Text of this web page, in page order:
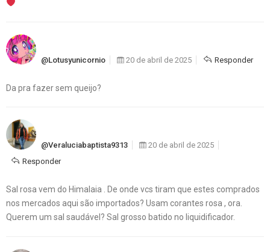
@lotusyunicornio 20 de abril de 2025 Responder
Da pra fazer sem queijo?
@veraluciabaptista9313
20 de abril de 2025
Responder
Sal rosa vem do Himalaia . De onde vcs tiram que estes comprados
nos mercados aqui são importados? Usam corantes rosa , ora.
Querem um sal saudável? Sal grosso batido no liquidificador.